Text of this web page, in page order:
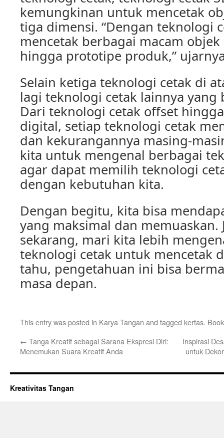
kemungkinan untuk mencetak
tiga dimensi. “Dengan teknologi
mencetak berbagai macam
hingga prototipe produk,”
Selain ketiga teknologi cetak di
lagi teknologi cetak lainnya yang
Dari teknologi cetak offset
digital, setiap teknologi cetak
dan kekurangannya masing-
kita untuk mengenal berbagai
agar dapat memilih teknologi
dengan kebutuhan kita.
Dengan begitu, kita bisa
yang maksimal dan memuaskan.
sekarang, mari kita lebih
teknologi cetak untuk mencetak
tahu, pengetahuan ini bisa
masa depan.
This entry was posted in Karya Tangan and tagged kertas.
← Tanga Kreatif sebagai Sarana Ekspresi Diri:
Menemukan Suara Kreatif Anda
Inspirasi
untuk
Kreativitas Tangan